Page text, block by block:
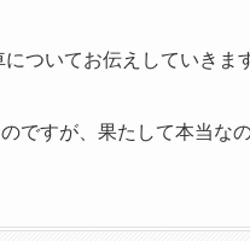
ついてお伝えしていきま
ですが、果たして本当なの